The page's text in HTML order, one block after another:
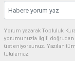
Yorum yazarak Topluluk
yorumunuzla ilgili doğrudan
üstleniyorsunuz. Yazılan
tutulamaz.